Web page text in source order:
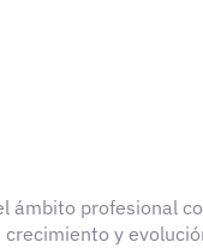
ámbito profesional
y